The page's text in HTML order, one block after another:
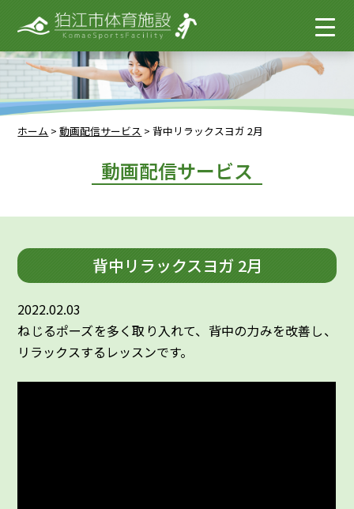
ホーム >動画配信サービス >背中リラックスヨガ 2月
動画配信サービス
背中リラックスヨガ 2月
2022.02.03
ねじるポーズを多く取り入れて、背中の力みを改善し、
リラックスするレッスンです。